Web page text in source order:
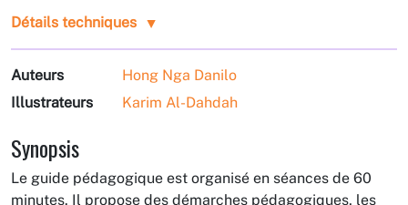
Détails techniques
Auteurs
Hong Nga Danilo
Illustrateurs
Karim Al-Dahdah
Synopsis
Le guide pédagogique est organisé en séances de 60
minutes. Il propose des démarches pédagogiques, les